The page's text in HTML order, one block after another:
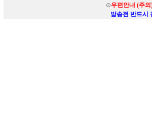
⊙우편안내 (주
발송전 반드시